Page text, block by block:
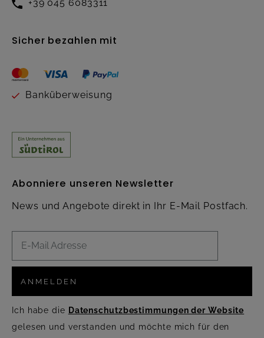
+39 045 6083311
Sicher bezahlen mit
Banküberweisung
Abonniere unseren Newsletter
News und Angebote direkt in Ihr E-Mail Postfach.
ANMELDEN
Ich habe die Datenschutzbestimmungen der Website
gelesen und verstanden und möchte mich für den